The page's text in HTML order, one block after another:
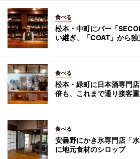
食べる
松本・中町にバー「
い継ぎ、「COAT」から独
食べる
松本・緑町に日本酒専門
倍も、これまで通り接客
食べる
安曇野にかき氷専門店「
に地元食材のシロップ